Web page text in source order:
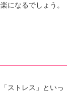
になるでしょう。
ストレス」といっ